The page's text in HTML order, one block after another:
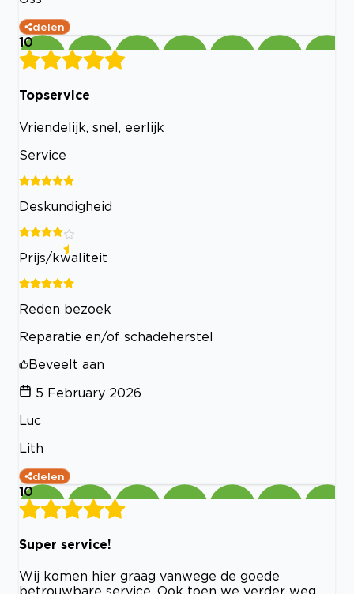
delen
10
Topservice
Vriendelijk, snel, eerlijk
Service
Deskundigheid
Prijs/kwaliteit
Reden bezoek
Reparatie en/of schadeherstel
Beveelt aan
5 February 2026
Luc
Lith
delen
10
Super service!
Wij komen hier graag vanwege de goede
betrouwbare service. Ook toen we verder weg